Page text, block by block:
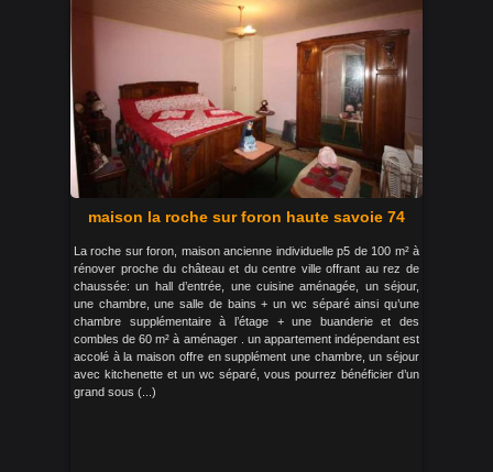
maison la roche sur foron haute savoie 74
La roche sur foron, maison ancienne individuelle p5 de 100 m² à
rénover proche du château et du centre ville offrant au rez de
chaussée: un hall d’entrée, une cuisine aménagée, un séjour,
une chambre, une salle de bains + un wc séparé ainsi qu’une
chambre supplémentaire à l’étage + une buanderie et des
combles de 60 m² à aménager . un appartement indépendant est
accolé à la maison offre en supplément une chambre, un séjour
avec kitchenette et un wc séparé, vous pourrez bénéficier d’un
grand sous (...)